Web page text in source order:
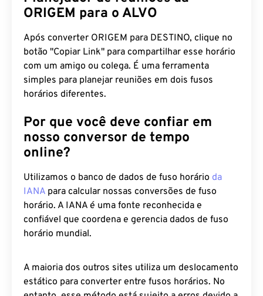
ORIGEM para o ALVO
Após converter ORIGEM para DESTINO, clique no
botão "Copiar Link" para compartilhar esse horário
com um amigo ou colega. É uma ferramenta
simples para planejar reuniões em dois fusos
horários diferentes.
Por que você deve confiar em
nosso conversor de tempo
online?
Utilizamos o banco de dados de fuso horário da
IANA para calcular nossas conversões de fuso
horário. A IANA é uma fonte reconhecida e
confiável que coordena e gerencia dados de fuso
horário mundial.
A maioria dos outros sites utiliza um deslocamento
estático para converter entre fusos horários. No